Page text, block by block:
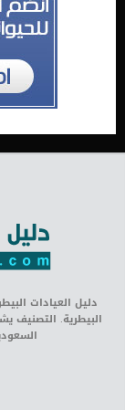
دليل العيادات
البيطرية. التصنيف